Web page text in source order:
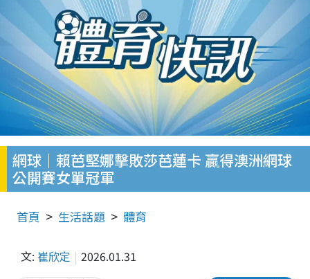
網球｜賴芭堅娜擊敗莎芭蓮卡 贏得澳洲網球
公開賽女單冠軍
首頁 生活話題 體育
文: 崔欣定 2026.01.31